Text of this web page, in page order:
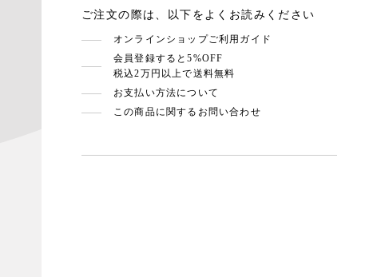
ご注文の際は、以下をよくお読みください
オンラインショップご利用ガイド
会員登録すると5%OFF
税込2万円以上で送料無料
お支払い方法について
この商品に関するお問い合わせ